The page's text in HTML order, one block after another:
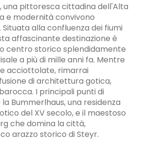
una pittoresca cittadina dell'Alta
e modernità convivono
alla confluenza dei fiumi
affascinante destinazione è
centro storico splendidamente
a più di mille anni fa. Mentre
acciottolate, rimarrai
di architettura gotica,
I principali punti di
Bummerlhaus, una residenza
del XV secolo, e il maestoso
che domina la città,
arazzo storico di Steyr.